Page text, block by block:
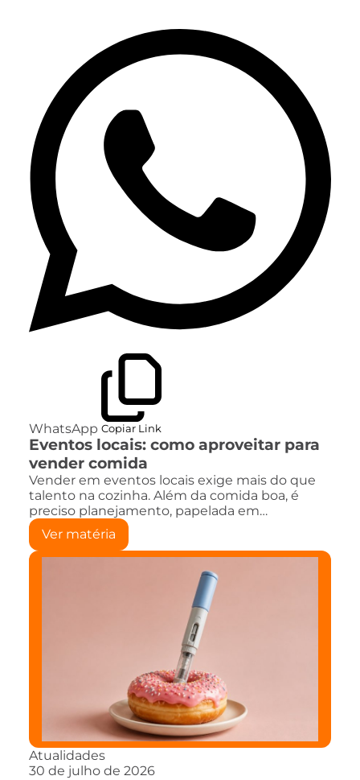
WhatsApp Copiar Link
Eventos locais: como aproveitar para
vender comida
Vender em eventos locais exige mais do que
talento na cozinha. Além da comida boa, é
preciso planejamento, papelada em…
Ver matéria
Atualidades
30 de julho de 2026